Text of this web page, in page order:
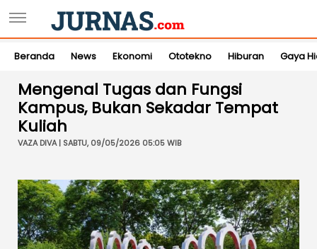
Beranda News Ekonomi Ototekno Hiburan Gaya
Mengenal Tugas dan Fungsi
Kampus, Bukan Sekadar Tempat
Kuliah
VAZA DIVA | SABTU, 09/05/2026 05:05 WIB